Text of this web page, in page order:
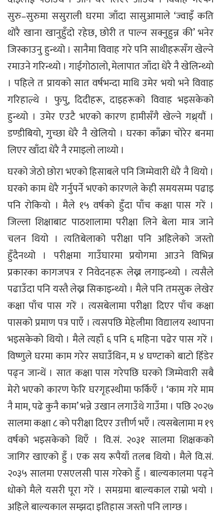
सुरु–सुरुमा ससुराली घरमा जाँदा सासुआमाले ‘ज्वाइँ कति
थोरै खाना खानुहुँदो रहेछ, छोरी त पाल्न सक्नुहुन्न की’ भनेर
जिस्काउनु हुन्थ्यो । सानैमा विवाह गरे पनि साथीहरूसँग खेल्ने
रमाउने गरिन्थ्यो । गाईगोठालो, मेलापात जाँदा धेरै नै खेलिन्थ्यो
। पहिले त प्रायको सात वर्षभन्दा माथि उमेर भयो भने विवाह
गरिहाल्थे । फुपु, दिदीहरू, दाइहरूको विवाह भइसकेको
हुन्थ्यो । उमेर एउटै भएको कारण हामीसँगै खेल्ने गथ्र्यौं ।
डण्डीबियो, गुच्छा धेरै नै खेलियो । घरका काँक्रा चोरेर बनमा
लिएर खाँदा धेरै नै रमाइलो लाथ्यो ।
घरको जेठो छोरा भएको हिसाबले पनि जिम्मेवारी धेरै नै थियो ।
घरको काम धेरै गर्नुपर्ने भएको कारणले केही समयसम्म पढाइ
पनि रोकियो । मैले १५ वर्षको हुँदा पाँच कक्षा पास गरें ।
जिल्ला शिक्षाबाट पाठशालामा परीक्षा लिने बेला मात्र जाने
चलन थियो । त्यतिबेलाको परीक्षा पनि अहिलेको जस्तो
हुँदैनथ्यो । परीक्षमा गाउँघारमा प्रयोगमा आउने विभिन्न
प्रकारका कागजपत्र र निवेदनहरू लेख्न लगाइन्थ्यो । त्यसैले
पढाउँदा पनि यस्तै लेख्न सिकाइन्थ्यो । मैले पनि तमसुक लेखेर
कक्षा पाँच पास गरें । त्यसबेलामा परीक्षा दिएर पाँच कक्षा
पासको प्रमाण पत्र पाएँ । त्यसपछि मेहेलीमा विद्यालय स्थापना
भइसकेको थियो । मैले त्यहाँ ६ पनि ६ महिना पढेर पास गरें ।
विष्णुले घरमा काम गरेर सघाउँथिन, म ४ घण्टाको बाटो हिँडेर
पढ्न जान्थें । सात कक्षा पास गरेपछि घरको जिम्मेवारी सबै
मेरो भएको कारण फेरि घरगृहस्थीमा फर्किएँ । ‘काम गरे माम
नै माम, पढे कुनै काम’ भन्ने उखान लगाउँथे गाउँमा । पछि २०२७
सालमा कक्षा ८ को परीक्षा दिएर उत्तीर्ण भएँ । त्यसबेलामा म १९
वर्षको भइसकेको थिएँ । वि.सं. २०३१ सालमा शिक्षकको
जागिर खाएको हुँ । एक सय रूपैयाँ तलब थियो । मैले वि.सं.
२०३५ सालमा एसएलसी पास गरेको हुँ । बाल्यकालमा पढ्ने
धोको मैले यसरी पूरा गरें । समग्रमा बाल्यकाल राम्रो भयो ।
अहिले बाल्यकाल सम्झदा इतिहास जस्तो पनि लाग्छ ।